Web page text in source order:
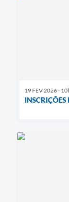
19 FEV 2026 -